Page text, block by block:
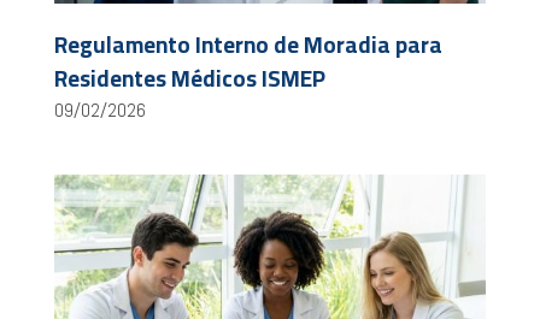
Regulamento Interno de Moradia para
Residentes Médicos ISMEP
09/02/2026